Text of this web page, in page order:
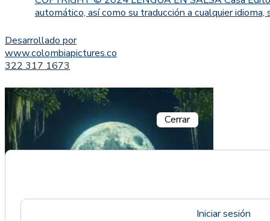
automático, así como su traducción a cualquier
Desarrollado por
www.colombiapictures.co
322 317 1673
Cerrar
Iniciar sesión